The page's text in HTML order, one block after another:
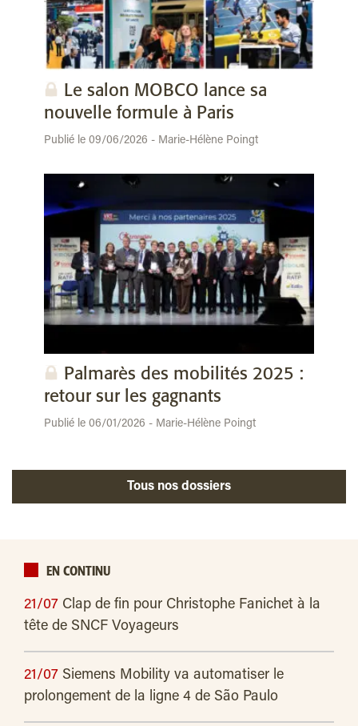
Le salon MOBCO lance sa
nouvelle formule à Paris
Publié le 09/06/2026 - Marie-Hélène Poingt
Palmarès des mobilités 2025 :
retour sur les gagnants
Publié le 06/01/2026 - Marie-Hélène Poingt
Tous nos dossiers
EN CONTINU
21/07 Clap de fin pour Christophe Fanichet à la
tête de SNCF Voyageurs
21/07 Siemens Mobility va automatiser le
prolongement de la ligne 4 de São Paulo